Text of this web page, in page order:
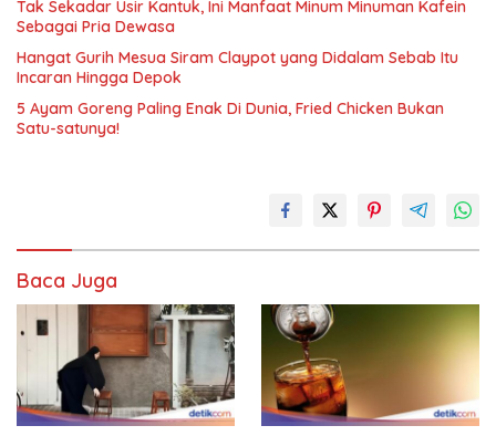
Tak Sekadar Usir Kantuk, Ini Manfaat Minum Minuman Kafein
Sebagai Pria Dewasa
Hangat Gurih Mesua Siram Claypot yang Didalam Sebab Itu
Incaran Hingga Depok
5 Ayam Goreng Paling Enak Di Dunia, Fried Chicken Bukan
Satu-satunya!
Baca Juga